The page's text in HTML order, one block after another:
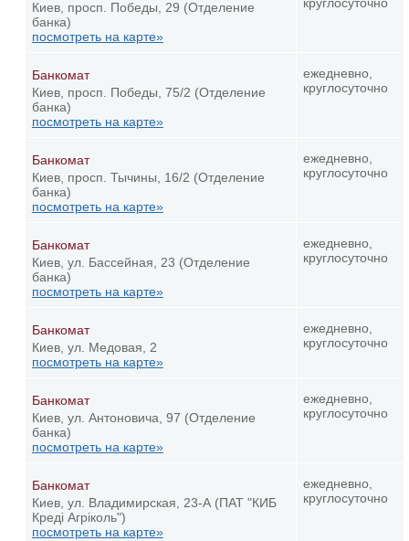
Киев, просп. Победы, 29 (Отделение
банка)
посмотреть на карте»
круглосуточно
Банкомат
Киев, просп. Победы, 75/2 (Отделение
банка)
посмотреть на карте»
ежедневно,
круглосуточно
Банкомат
Киев, просп. Тычины, 16/2 (Отделение
банка)
посмотреть на карте»
ежедневно,
круглосуточно
Банкомат
Киев, ул. Бассейная, 23 (Отделение
банка)
посмотреть на карте»
ежедневно,
круглосуточно
Банкомат
Киев, ул. Медовая, 2
посмотреть на карте»
ежедневно,
круглосуточно
Банкомат
Киев, ул. Антоновича, 97 (Отделение
банка)
посмотреть на карте»
ежедневно,
круглосуточно
Банкомат
Киев, ул. Владимирская, 23-А (ПАТ "КИБ
Креді Агріколь")
посмотреть на карте»
ежедневно,
круглосуточно